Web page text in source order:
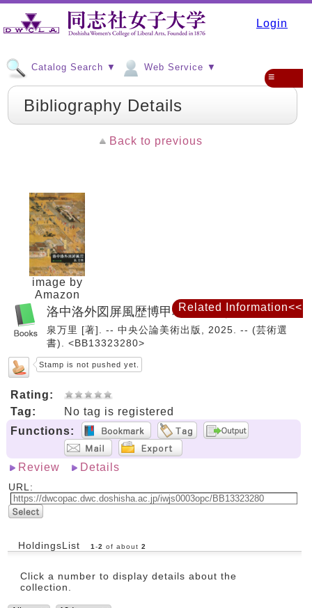
Login
Catalog Search ▼ Web Service ▼
≡
Bibliography Details
Back to previous
image by
Amazon
洛中洛外図屏風歴博甲本 : 絵になる都
泉万里 [著]. -- 中央公論美術出版, 2025. -- (芸術選
書). <BB13323280>
Stamp is not pushed yet.
Rating:
Tag:
No tag is registered
Functions:
Review Details
URL:
HoldingsList 1 -2 of about 2
Click a number to display details about the
collection.
Related Information<<